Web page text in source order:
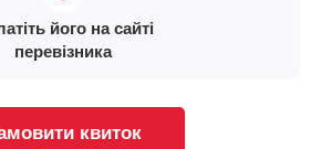
його на сайті
перевізника
квиток